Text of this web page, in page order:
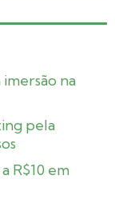
na
pela
R$10 em